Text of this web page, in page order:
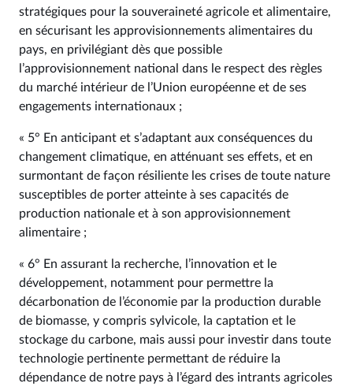
stratégiques pour la souveraineté agricole et alimentaire,
en sécurisant les approvisionnements alimentaires du
pays, en privilégiant dès que possible
l’approvisionnement national dans le respect des règles
du marché intérieur de l’Union européenne et de ses
engagements internationaux ;
« 5° En anticipant et s’adaptant aux conséquences du
changement climatique, en atténuant ses effets, et en
surmontant de façon résiliente les crises de toute nature
susceptibles de porter atteinte à ses capacités de
production nationale et à son approvisionnement
alimentaire ;
« 6° En assurant la recherche, l’innovation et le
développement, notamment pour permettre la
décarbonation de l’économie par la production durable
de biomasse, y compris sylvicole, la captation et le
stockage du carbone, mais aussi pour investir dans toute
technologie pertinente permettant de réduire la
dépendance de notre pays à l’égard des intrants agricoles